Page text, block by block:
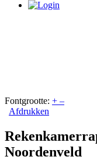
Fontgrootte: + –
Afdrukken
Noordenveld